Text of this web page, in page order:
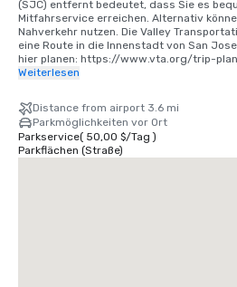
(SJC) entfernt bedeutet, dass Sie es
Mitfahrservice erreichen. Alternativ
Nahverkehr nutzen. Die Valley
eine Route in die Innenstadt von San
hier planen: https://www.vta.org/trip-
fahren Sie am besten 40 Minuten in
einen Mitfahrservice. Alternativ können
Caltrain nutzen. https://www.bart.gov
Weiterlesen
Distance from airport 3.6 mi
Parkmöglichkeiten vor Ort
Parkservice( 50,00 $/Tag )
Parkflächen (Straße)